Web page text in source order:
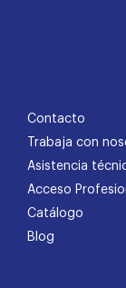
Contacto
Trabaja con
Asistencia
Acceso
Catálogo
Blog